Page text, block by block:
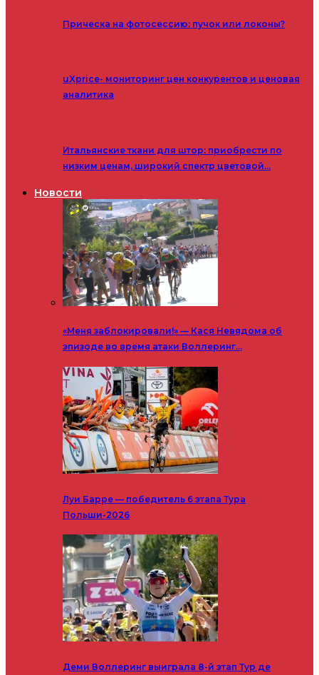
Прическа на фотосессию: пучок или локоны?
uXprice- мониторинг цен конкурентов и ценовая
аналитика
Итальянские ткани для штор: приобрести по
низким ценам, широкий спектр цветовой…
Новости
«Меня заблокировали!» — Кася Невядома об
эпизоде во время атаки Воллеринг…
Луи Барре — победитель 6 этапа Тура
Польши-2026
Деми Воллеринг выиграла 8-й этап Тур де